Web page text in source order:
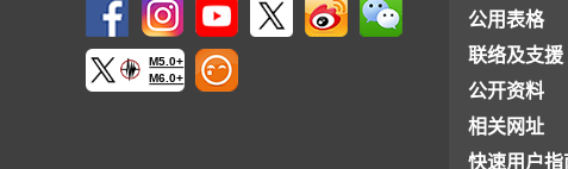
M5.0+
M6.0+
公用表格
联络及支援
公开资料
相关网址
快速用户指